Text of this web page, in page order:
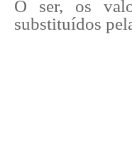
O ser, os
substituídos